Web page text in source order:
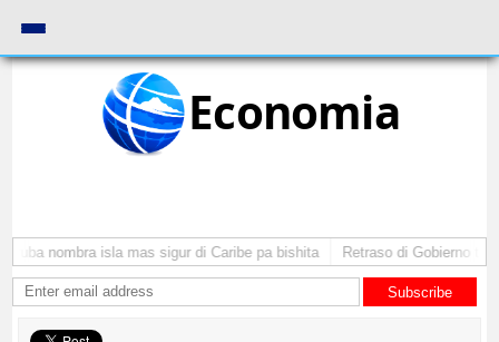
Economia
nombra isla mas sigur di Caribe pa bishita Retraso di Gobierno ta
Subscribe